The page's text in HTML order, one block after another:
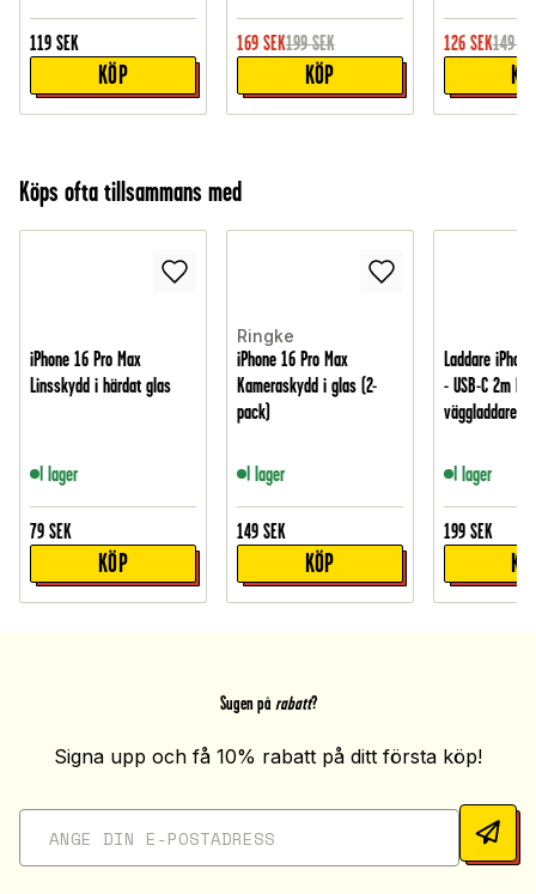
119 SEK
KÖP
169 SEK199 SEK
KÖP
126 SEK149
Köps ofta tillsammans med
iPhone 16 Pro Max
Linsskydd i härdat glas
I lager
79 SEK
KÖP
Ringke
iPhone 16 Pro Max
Kameraskydd i glas (2-
pack)
I lager
149 SEK
KÖP
Laddare
- USB-C 2m
väggladdare,
I lager
199 SEK
Sugen på rabatt?
Signa upp och få 10% rabatt på ditt första köp!